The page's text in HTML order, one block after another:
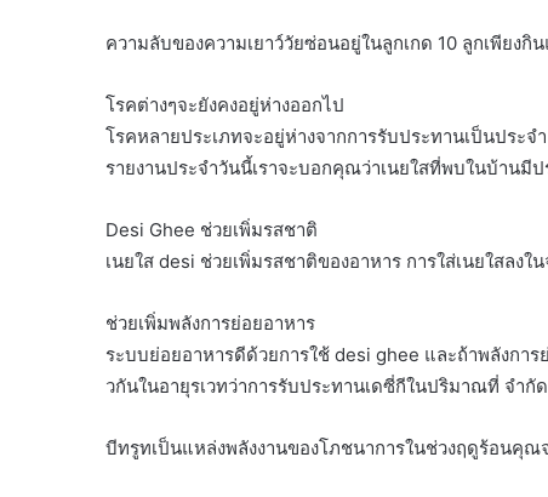
ความลับของความเยาว์วัยซ่อนอยู่ในลูกเกด 10 ลูกเพียงกิ
โรคต่างๆจะยังคงอยู่ห่างออกไป
โรคหลายประเภทจะอยู่ห่างจากการรับประทานเป็นประ
รายงานประจำวันนี้เราจะบอกคุณว่าเนยใสที่พบในบ้านมีป
Desi Ghee ช่วยเพิ่มรสชาติ
เนยใส desi ช่วยเพิ่มรสชาติของอาหาร การใส่เนยใสลง
ช่วยเพิ่มพลังการย่อยอาหาร
ระบบย่อยอาหารดีด้วยการใช้ desi ghee และถ้าพลังกา
วกันในอายุรเวทว่าการรับประทานเดซี่กีในปริมาณที่ จำกั
บีทรูทเป็นแหล่งพลังงานของโภชนาการในช่วงฤดูร้อนคุ